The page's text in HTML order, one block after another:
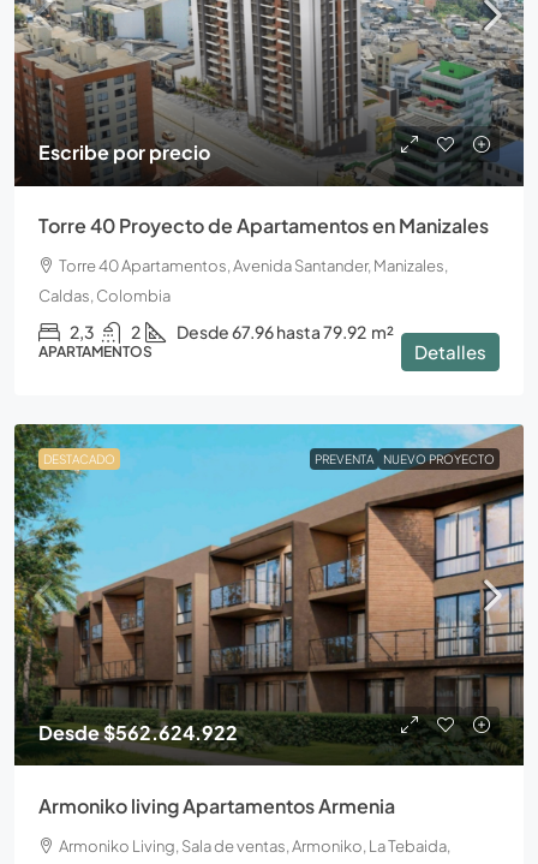
Escribe por precio
Torre 40 Proyecto de Apartamentos en Manizales
Torre 40 Apartamentos, Avenida Santander, Manizales,
Caldas, Colombia
2,3 2 Desde 67.96 hasta 79.92 m²
APARTAMENTOS Detalles
DESTACADO PREVENTA NUEVO PROYECTO
Desde$562.624.922
Armoniko living Apartamentos Armenia
Armoniko Living, Sala de ventas, Armoniko, La Tebaida,